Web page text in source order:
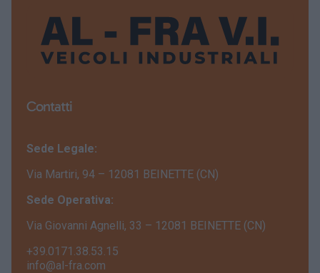
Contatti
Sede Legale:
Via Martiri, 94 – 12081 BEINETTE (CN)
Sede Operativa:
Via Giovanni Agnelli, 33 – 12081 BEINETTE (CN)
+39.0171.38.53.15
info@al-fra.com